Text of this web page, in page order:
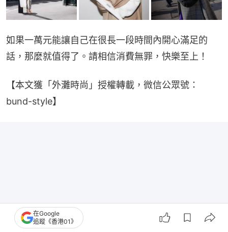
如果一萬元能讓自己在很長一段時間內開心滿足的
話，那麼就值得了。請相信消費無罪，快樂至上！
【本文獲「外灘時尚」授權轉載，微信公眾號：
bund-style】
在Google
追蹤《香港01》